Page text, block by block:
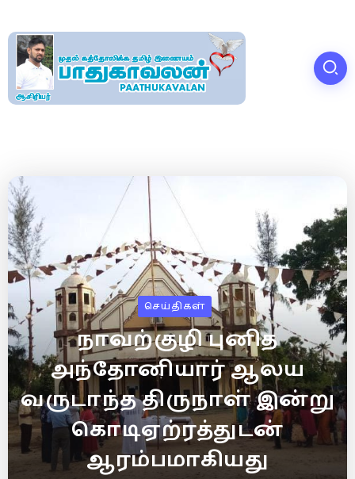
செய்திகள்
நாவற்குழி புனித
அந்தோனியார் ஆலய
வருடாந்த திருநாள் இன்று
கொடிஏற்ரத்துடன்
ஆரம்பமாகியது